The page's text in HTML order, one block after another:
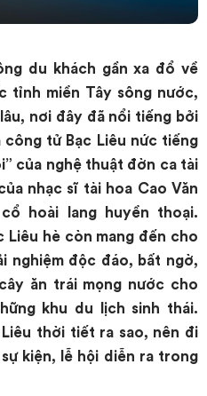
du khách gần xa đổ về
tỉnh miền Tây sông nước,
nơi đây đã nổi tiếng bởi
tử Bạc Liêu nức tiếng
của nghệ thuật đờn ca tài
nhạc sĩ tài hoa Cao Văn
hoài lang huyền thoại.
Liêu hè còn mang đến cho
nghiệm độc đáo, bất ngờ,
ăn trái mọng nước cho
khu du lịch sinh thái.
thời tiết ra sao, nên đi
kiện, lễ hội diễn ra trong